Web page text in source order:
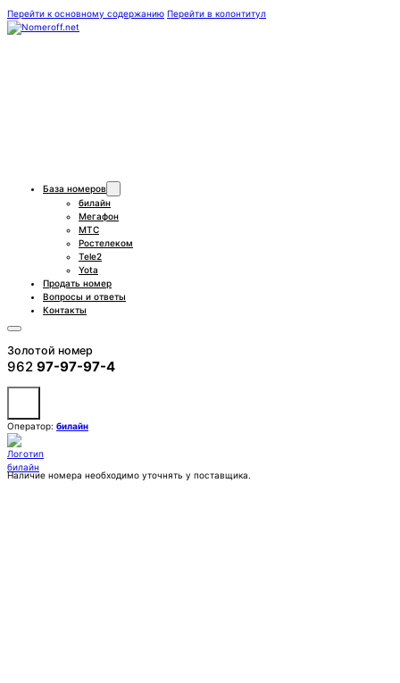
Перейти к основному содержанию Перейти в колонтитул
База номеров
билайн
Мегафон
МТС
Ростелеком
Tele2
Yota
Продать номер
Вопросы и ответы
Контакты
Золотой номер
962 97-97-97-4
Оператор: билайн
Наличие номера необходимо уточнять у поставщика.